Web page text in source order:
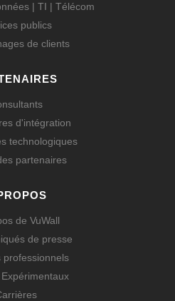
| TI | Télécom
publics
de clients
d'intégration
technologiques
partenaires
de VuWall
de presse
professionnels